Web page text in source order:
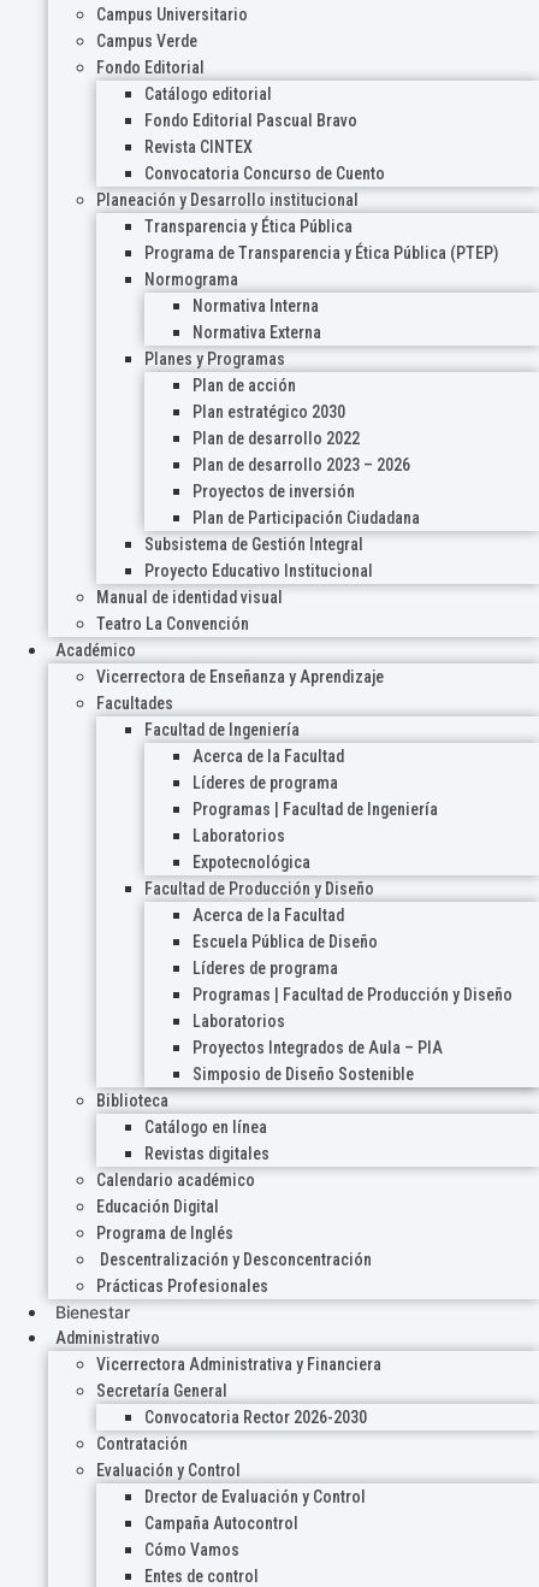
Campus Universitario
Campus Verde
Fondo Editorial
Catálogo editorial
Fondo Editorial Pascual Bravo
Revista CINTEX
Convocatoria Concurso de Cuento
Planeación y Desarrollo institucional
Transparencia y Ética Pública
Programa de Transparencia y Ética Pública (PTEP)
Normograma
Normativa Interna
Normativa Externa
Planes y Programas
Plan de acción
Plan estratégico 2030
Plan de desarrollo 2022
Plan de desarrollo 2023 – 2026
Proyectos de inversión
Plan de Participación Ciudadana
Subsistema de Gestión Integral
Proyecto Educativo Institucional
Manual de identidad visual
Teatro La Convención
Académico
Vicerrectora de Enseñanza y Aprendizaje
Facultades
Facultad de Ingeniería
Acerca de la Facultad
Líderes de programa
Programas | Facultad de Ingeniería
Laboratorios
Expotecnológica
Facultad de Producción y Diseño
Acerca de la Facultad
Escuela Pública de Diseño
Líderes de programa
Programas | Facultad de Producción y Diseño
Laboratorios
Proyectos Integrados de Aula – PIA
Simposio de Diseño Sostenible
Biblioteca
Catálogo en línea
Revistas digitales
Calendario académico
Educación Digital
Programa de Inglés
Descentralización y Desconcentración
Prácticas Profesionales
Bienestar
Administrativo
Vicerrectora Administrativa y Financiera
Secretaría General
Convocatoria Rector 2026-2030
Contratación
Evaluación y Control
Drector de Evaluación y Control
Campaña Autocontrol
Cómo Vamos
Entes de control